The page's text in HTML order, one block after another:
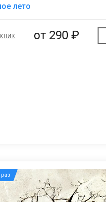
лето
от 290 ₽
раз